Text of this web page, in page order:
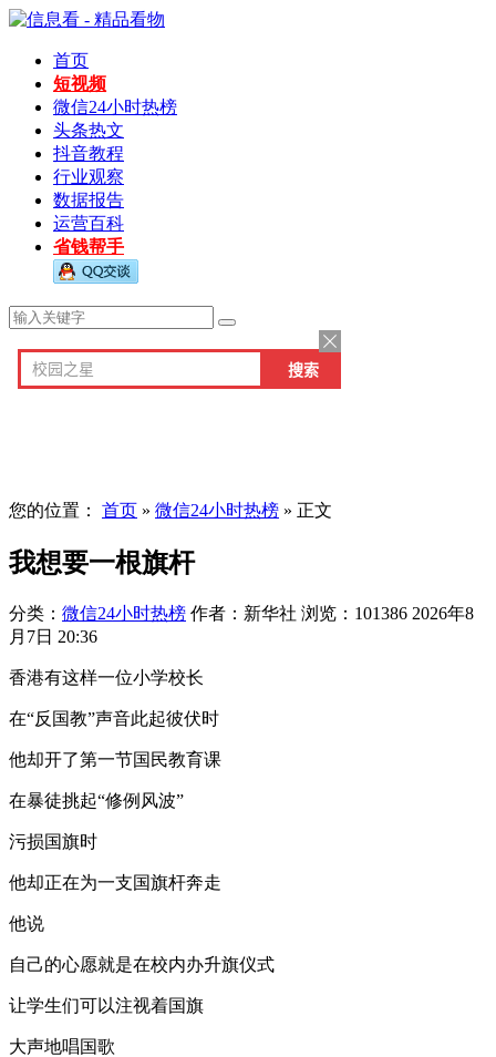
首页
短视频
微信24小时热榜
头条热文
抖音教程
行业观察
数据报告
运营百科
省钱帮手
您的位置： 首页 » 微信24小时热榜 » 正文
我想要一根旗杆
分类： 微信24小时热榜 作者：新华社 浏览：101386 2026年8
月7日 20:36
香港有这样一位小学校长
在“反国教”声音此起彼伏时
他却开了第一节国民教育课
在暴徒挑起“修例风波”
污损国旗时
他却正在为一支国旗杆奔走
他说
自己的心愿就是在校内办升旗仪式
让学生们可以注视着国旗
大声地唱国歌